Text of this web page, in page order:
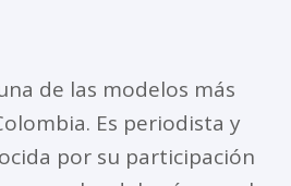
de las modelos más
Es periodista y
por su participación